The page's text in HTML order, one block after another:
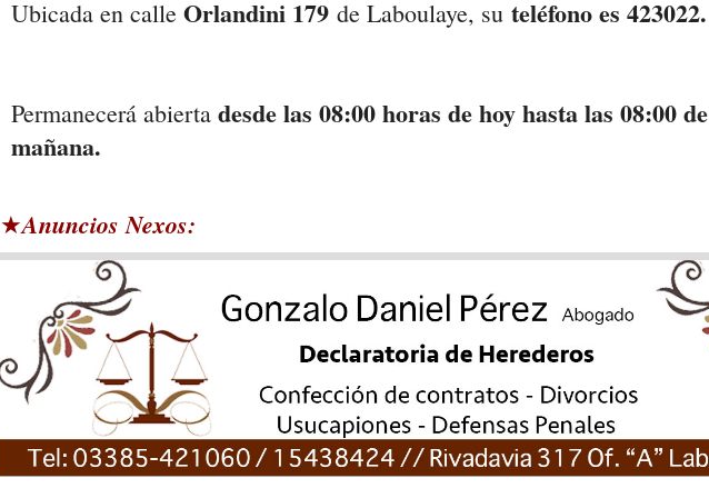
Ubicada en calle Orlandini 179 de Laboulaye, su teléfono es 423022.
Permanecerá abierta desde las 08:00 horas de hoy hasta las 08:00 de
mañana.
★Anuncios Nexos: